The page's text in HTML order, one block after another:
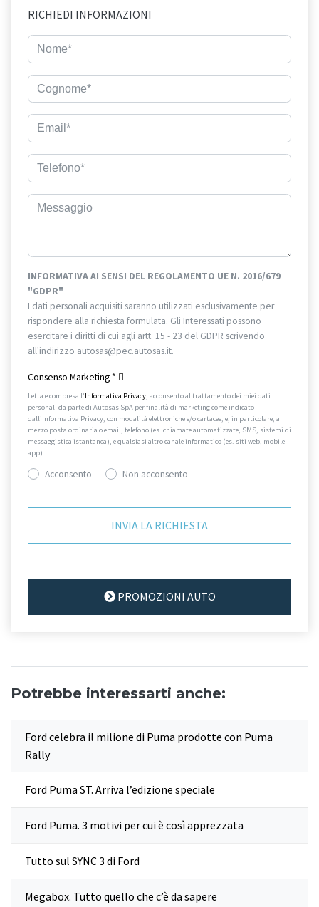
RICHIEDI INFORMAZIONI
INFORMATIVA AI SENSI DEL REGOLAMENTO UE N. 2016/679
"GDPR"
I dati personali acquisiti saranno utilizzati esclusivamente per
rispondere alla richiesta formulata. Gli Interessati possono
esercitare i diritti di cui agli artt. 15 - 23 del GDPR scrivendo
all'indirizzo autosas@pec.autosas.it.
Consenso Marketing *
Letta e compresa l’Informativa Privacy, acconsento al trattamento dei miei dati
personali da parte di Autosas SpA per finalità di marketing come indicato
dall’Informativa Privacy, con modalità elettroniche e/o cartacee, e, in particolare, a
mezzo posta ordinaria o email, telefono (es. chiamate automatizzate, SMS, sistemi di
messaggistica istantanea), e qualsiasi altro canale informatico (es. siti web, mobile
app).
Acconsento Non acconsento
PROMOZIONI AUTO
Potrebbe interessarti anche:
Ford celebra il milione di Puma prodotte con Puma
Rally
Ford Puma ST. Arriva l’edizione speciale
Ford Puma. 3 motivi per cui è così apprezzata
Tutto sul SYNC 3 di Ford
Megabox. Tutto quello che c’è da sapere